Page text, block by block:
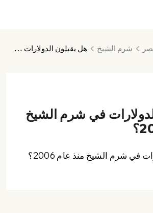
شرم الشيخ هل يقبلون الدولارات في شرم الشيخ منذ عام 2006؟
في شرم الشيخ
في شرم الشيخ منذ عام 2006؟